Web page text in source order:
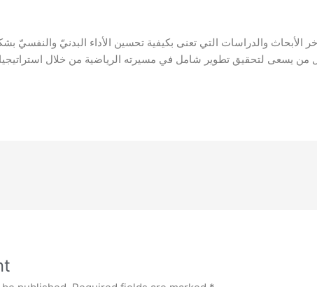
الأبحاث والدراسات التي تعنى بكيفية تحسين الأداء البدنيّ والنفسيّ